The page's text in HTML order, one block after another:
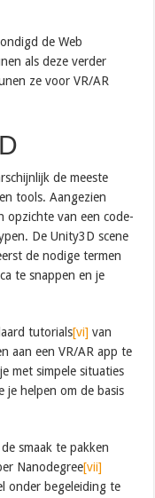
de Web
als deze verder
ze voor VR/AR
de meeste
tools. Aangezien
opzichte van een code-
De Unity3D scene
de nodige termen
te snappen en je
tutorials[vi] van
aan een VR/AR app te
met simpele situaties
je helpen om de basis
smaak te pakken
Nanodegree[vii]
onder begeleiding te